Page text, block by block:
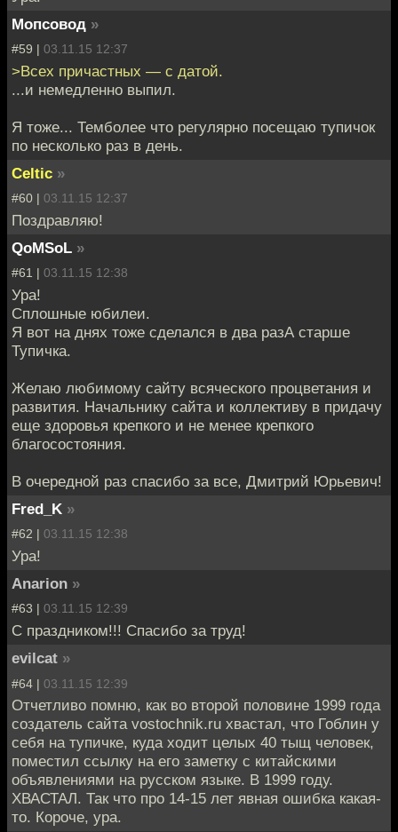
Мопсовод »
#59 | 03.11.15 12:37
>Всех причастных — с датой.
...и немедленно выпил.
Я тоже... Темболее что регулярно посещаю тупичок
по несколько раз в день.
Celtic »
#60 | 03.11.15 12:37
Поздравляю!
QoMSoL »
#61 | 03.11.15 12:38
Ура!
Сплошные юбилеи.
Я вот на днях тоже сделался в два разА старше
Тупичка.
Желаю любимому сайту всяческого процветания и
развития. Начальнику сайта и коллективу в придачу
еще здоровья крепкого и не менее крепкого
благосостояния.
В очередной раз спасибо за все, Дмитрий Юрьевич!
Fred_K »
#62 | 03.11.15 12:38
Ура!
Anarion »
#63 | 03.11.15 12:39
С праздником!!! Спасибо за труд!
evilcat »
#64 | 03.11.15 12:39
Отчетливо помню, как во второй половине 1999 года
создатель сайта vostochnik.ru хвастал, что Гоблин у
себя на тупичке, куда ходит целых 40 тыщ человек,
поместил ссылку на его заметку с китайскими
объявлениями на русском языке. В 1999 году.
ХВАСТАЛ. Так что про 14-15 лет явная ошибка какая-
то. Короче, ура.